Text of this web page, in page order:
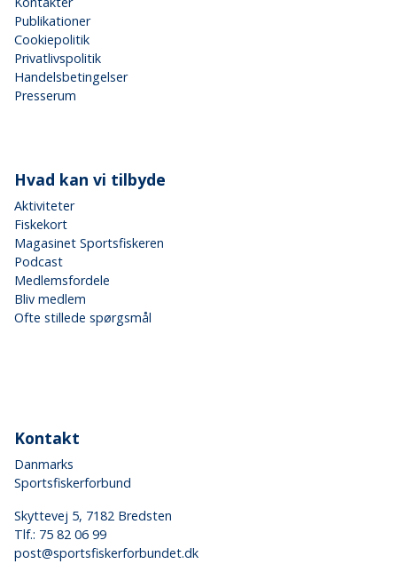
Publikationer
Cookiepolitik
Privatlivspolitik
Handelsbetingelser
Presserum
Hvad kan vi tilbyde
Aktiviteter
Fiskekort
Magasinet Sportsfiskeren
Podcast
Medlemsfordele
Bliv medlem
Ofte stillede spørgsmål
Kontakt
Danmarks
Sportsfiskerforbund
Skyttevej 5, 7182 Bredsten
Tlf.: 75 82 06 99
post@sportsfiskerforbundet.dk